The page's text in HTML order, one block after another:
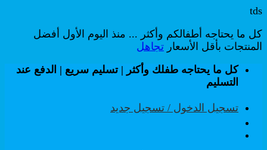
tds
كل ما يحتاجه أطفالكم وأكثر ... منذ اليوم الأول أفضل
المنتجات بأقل الأسعار تجاهل
تخطي
للمحتوى
كل ما يحتاجه طفلك وأكثر | تسليم سريع | الدفع عند
التسليم
تسجيل الدخول / تسجيل جديد